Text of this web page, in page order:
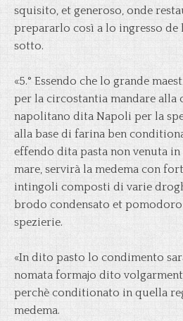
squisito, et generoso, onde
prepararlo così a lo ingresso de
sotto.
«5.° Essendo che lo grande
per la circostantia mandare alla
napolitano dita Napoli per la
alla base di farina ben
effendo dita pasta non venuta
mare, servirà la medema con
intingoli composti di varie
brodo condensato et pomodoro
spezierie.
«In dito pasto lo condimento
nomata formajo dito
perchè conditionato in quella
medema.